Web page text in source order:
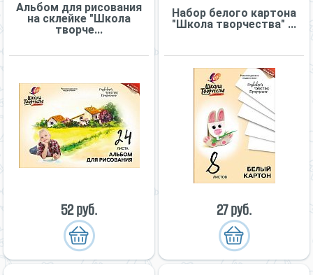
Альбом для рисования
на склейке "Школа
творче...
52 руб.
Набор белого картона
"Школа творчества" ...
27 руб.